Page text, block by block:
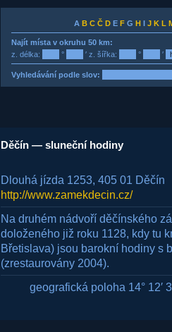
A B C Č D E F G H I J K L
Najít místa v okruhu 50 km:
z. délka:
° ′ z. šířka: ° ′
Vyhledávání podle slov:
Děčín — sluneční hodiny
Dlouhá jízda 1253, 405 01 Děčín
http://www.zamekdecin.cz/
Na druhém nádvoří děčínského
doloženého již roku 1128, kdy tu
Břetislava) jsou barokní hodiny s
(zrestaurovány 2004).
geografická poloha 14° 12′